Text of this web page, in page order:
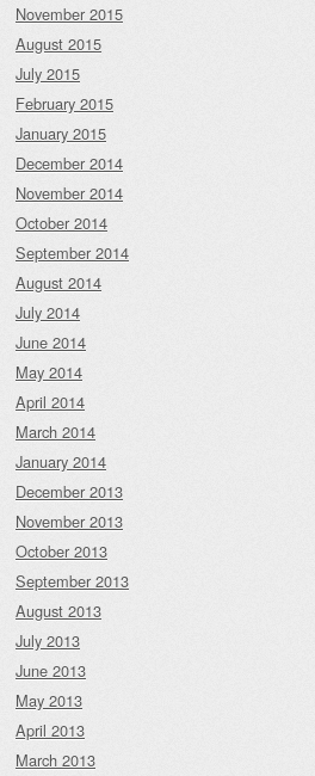
November 2015
August 2015
July 2015
February 2015
January 2015
December 2014
November 2014
October 2014
September 2014
August 2014
July 2014
June 2014
May 2014
April 2014
March 2014
January 2014
December 2013
November 2013
October 2013
September 2013
August 2013
July 2013
June 2013
May 2013
April 2013
March 2013